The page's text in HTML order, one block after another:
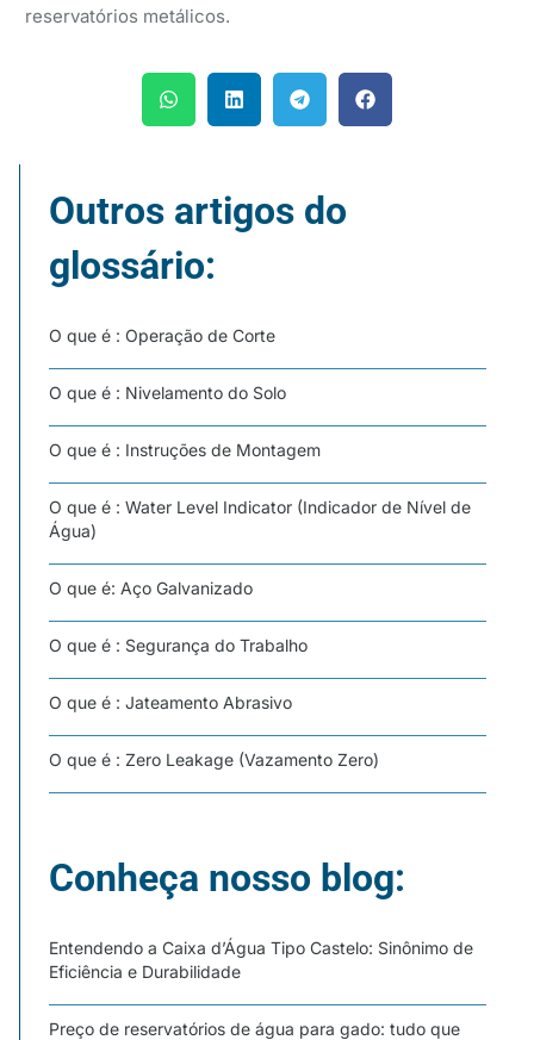
reservatórios metálicos.
Outros artigos do
glossário:
O que é : Operação de Corte
O que é : Nivelamento do Solo
O que é : Instruções de Montagem
O que é : Water Level Indicator (Indicador de Nível de
Água)
O que é: Aço Galvanizado
O que é : Segurança do Trabalho
O que é : Jateamento Abrasivo
O que é : Zero Leakage (Vazamento Zero)
Conheça nosso blog:
Entendendo a Caixa d’Água Tipo Castelo: Sinônimo de
Eficiência e Durabilidade
Preço de reservatórios de água para gado: tudo que